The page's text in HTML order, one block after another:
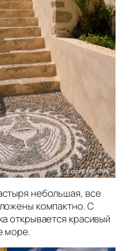
небольшая, все
компактно. С
открывается красивый
море.